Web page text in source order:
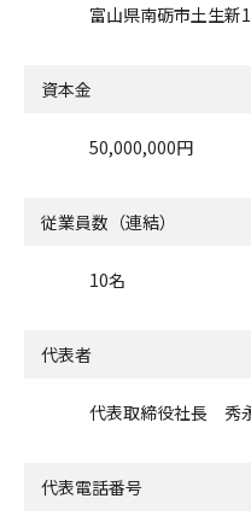
富山県南砺市土生新
資本金
50,000,000円
従業員数（連結）
10名
代表者
代表取締役社長 秀
代表電話番号